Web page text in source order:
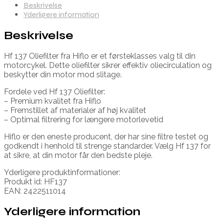
Beskrivelse
Yderligere information
Beskrivelse
Hf 137 Oliefilter fra Hiflo er et førsteklasses valg til din
motorcykel. Dette oliefilter sikrer effektiv oliecirculation og
beskytter din motor mod slitage.
Fordele ved Hf 137 Oliefilter:
– Premium kvalitet fra Hiflo
– Fremstillet af materialer af høj kvalitet
– Optimal filtrering for længere motorlevetid
Hiflo er den eneste producent, der har sine filtre testet og
godkendt i henhold til strenge standarder. Vælg Hf 137 for
at sikre, at din motor får den bedste pleje.
Yderligere produktinformationer:
Produkt id: HF137
EAN: 2422511014
Yderligere information